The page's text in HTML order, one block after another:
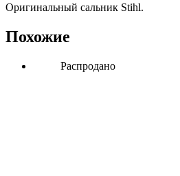
Оригинальный сальник Stihl.
Похожие
Распродано